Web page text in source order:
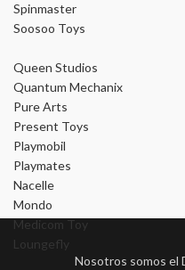
Spinmaster
Soosoo Toys
Queen Studios
Quantum Mechanix
Pure Arts
Present Toys
Playmobil
Playmates
Nacelle
Mondo
Medicom Toy
Loungefly
Nosotros somos el